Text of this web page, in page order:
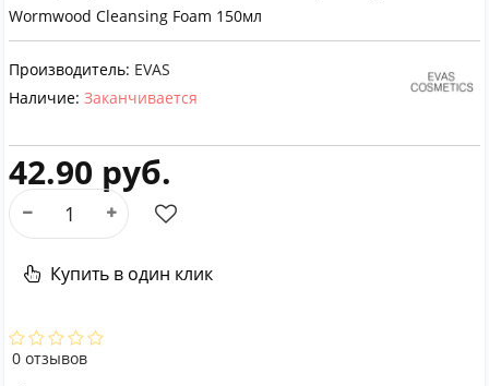
Wormwood Cleansing Foam 150мл
Производитель: EVAS
Наличие: Заканчивается
42.90 руб.
Купить в один клик
0 отзывов